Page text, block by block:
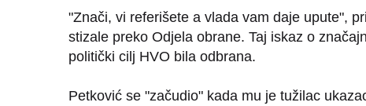
"Znači, vi referišete a vlada vam daje upute",
stizale preko Odjela obrane. Taj iskaz o
politički cilj HVO bila odbrana.
Petković se "začudio" kada mu je tužilac